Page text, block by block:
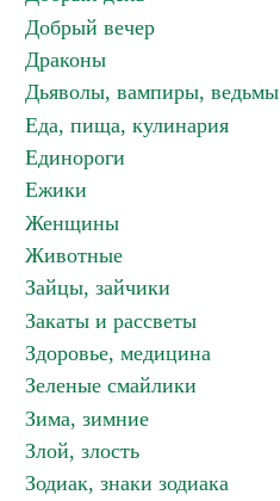
Добрый вечер
Драконы
Дьяволы, вампиры, ведьмы
Еда, пища, кулинария
Единороги
Ежики
Женщины
Животные
Зайцы, зайчики
Закаты и рассветы
Здоровье, медицина
Зеленые смайлики
Зима, зимние
Злой, злость
Зодиак, знаки зодиака